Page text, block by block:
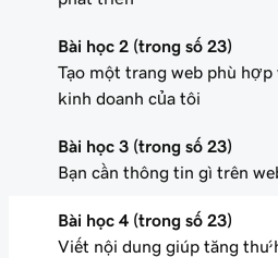
Bài học 2 (trong số 23)
Tạo một trang web phù hợp
kinh doanh của tôi
Bài học 3 (trong số 23)
Bạn cần thông tin gì trên
Bài học 4 (trong số 23)
Viết nội dung giúp tăng thứ